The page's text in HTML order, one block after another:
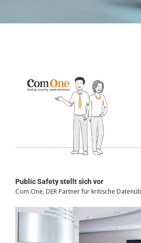
SAFETY
Com One, DER Partner für
Datenübertragung.
Hochsichere Alarmübertragung
Public Safety stellt sich vor
Com One, DER Partner für kritische